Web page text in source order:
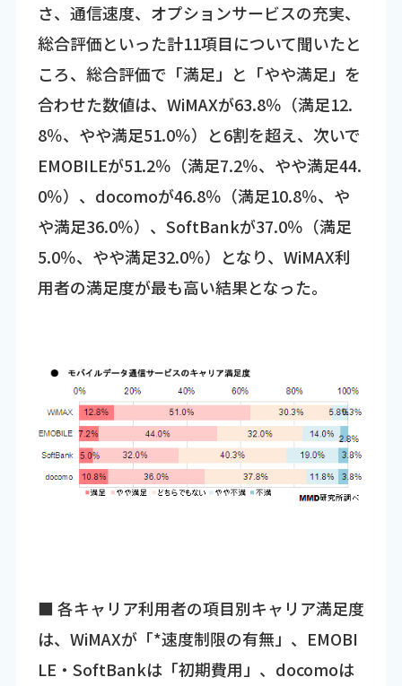
さ、通信速度、オプションサービスの充実、
総合評価といった計11項目について聞いたと
ころ、総合評価で「満足」と「やや満足」を
合わせた数値は、WiMAXが63.8％（満足12.
8％、やや満足51.0％）と6割を超え、次いで
EMOBILEが51.2％（満足7.2％、やや満足44.
0％）、docomoが46.8％（満足10.8％、や
や満足36.0％）、SoftBankが37.0％（満足
5.0％、やや満足32.0％）となり、WiMAX利
用者の満足度が最も高い結果となった。
■ 各キャリア利用者の項目別キャリア満足度
は、WiMAXが「*速度制限の有無」、EMOBI
LE・SoftBankは「初期費用」、docomoは